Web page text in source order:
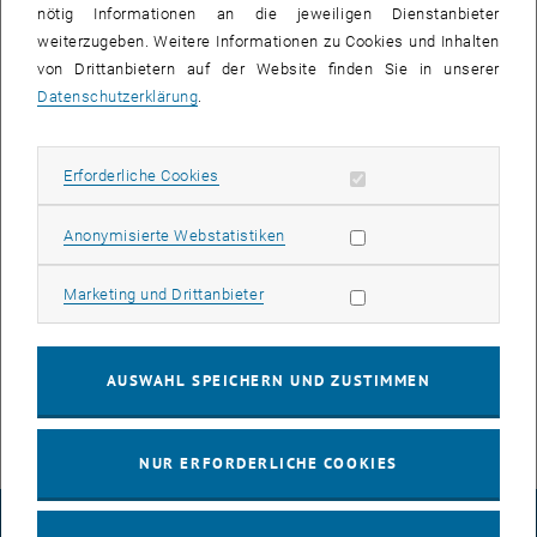
20 November 2023
21 November 2023
22 November 2023
23 November 2023
24 November 2023
25 November 2023
26 November 2023
27
27 November 2023
28
28 November 2023
29
29 November 2023
30
30 November 2023
1
1 Dezember 2023
2
2 Dezember 2023
3
3 Dezember 2023
EVENT HINZUFÜGEN
nötig Informationen an die jeweiligen Dienstanbieter
weiterzugeben. Weitere Informationen zu Cookies und Inhalten
von Drittanbietern auf der Website finden Sie in unserer
Datenschutzerklärung
Erforderliche Cookies Erforderliche Cookies zulassen
Anonymisierte WebstatistikenStatistik Cookies zulassen
Marketing und DrittanbieterMarketing Cookies zulassen
AUSWAHL SPEICHERN UND ZUSTIMMEN
NUR ERFORDERLICHE COOKIES